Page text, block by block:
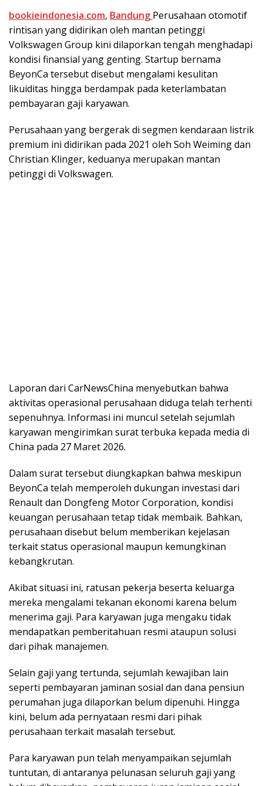
bookieindonesia.com, Bandung Perusahaan otomotif
rintisan yang didirikan oleh mantan petinggi
Volkswagen Group kini dilaporkan tengah menghadapi
kondisi finansial yang genting. Startup bernama
BeyonCa tersebut disebut mengalami kesulitan
likuiditas hingga berdampak pada keterlambatan
pembayaran gaji karyawan.
Perusahaan yang bergerak di segmen kendaraan listrik
premium ini didirikan pada 2021 oleh Soh Weiming dan
Christian Klinger, keduanya merupakan mantan
petinggi di Volkswagen.
Laporan dari CarNewsChina menyebutkan bahwa
aktivitas operasional perusahaan diduga telah terhenti
sepenuhnya. Informasi ini muncul setelah sejumlah
karyawan mengirimkan surat terbuka kepada media di
China pada 27 Maret 2026.
Dalam surat tersebut diungkapkan bahwa meskipun
BeyonCa telah memperoleh dukungan investasi dari
Renault dan Dongfeng Motor Corporation, kondisi
keuangan perusahaan tetap tidak membaik. Bahkan,
perusahaan disebut belum memberikan kejelasan
terkait status operasional maupun kemungkinan
kebangkrutan.
Akibat situasi ini, ratusan pekerja beserta keluarga
mereka mengalami tekanan ekonomi karena belum
menerima gaji. Para karyawan juga mengaku tidak
mendapatkan pemberitahuan resmi ataupun solusi
dari pihak manajemen.
Selain gaji yang tertunda, sejumlah kewajiban lain
seperti pembayaran jaminan sosial dan dana pensiun
perumahan juga dilaporkan belum dipenuhi. Hingga
kini, belum ada pernyataan resmi dari pihak
perusahaan terkait masalah tersebut.
Para karyawan pun telah menyampaikan sejumlah
tuntutan, di antaranya pelunasan seluruh gaji yang